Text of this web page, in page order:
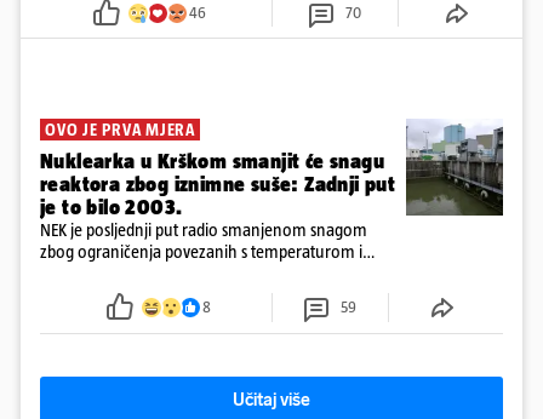
46 70
OVO JE PRVA MJERA
Nuklearka u Krškom smanjit će snagu
reaktora zbog iznimne suše: Zadnji put
je to bilo 2003.
NEK je posljednji put radio smanjenom snagom
zbog ograničenja povezanih s temperaturom i
smanjenje snage bilo potrebno više od 90 dana.
8 59
Učitaj više